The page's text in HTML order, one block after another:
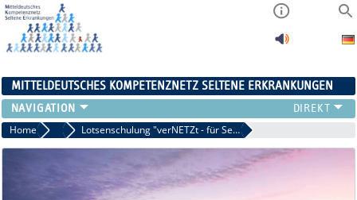
MITTELDEUTSCHES KOMPETENZNETZ SELTENE ERKRANKUNGEN
ÜBERSICHT
A-ZENTRUM
PATIENTENSELBSTHILFE
Home 2023 Lotsenschulung "verNETZt - für Seltene Erkrankungen"